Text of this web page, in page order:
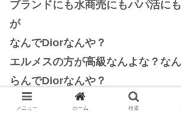
ブランドにも水商売にもパパ活に
が
なんでDiorなんや？
エルメスの方が高級なんよな？な
らんでDiorなんや？
流行ってことなんか？
メニュー ホーム 検索